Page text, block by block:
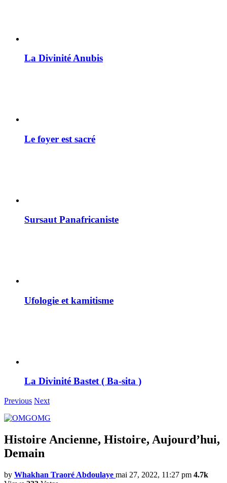
La Divinité Anubis
Le foyer est sacré
Sursaut Panafricaniste
Ufologie et kamitisme
La Divinité Bastet ( Ba-sita )
Previous Next
OMG
Histoire Ancienne, Histoire, Aujourd’hui,
Demain
by Whakhan Traoré Abdoulaye mai 27, 2022, 11:27 pm 4.7k